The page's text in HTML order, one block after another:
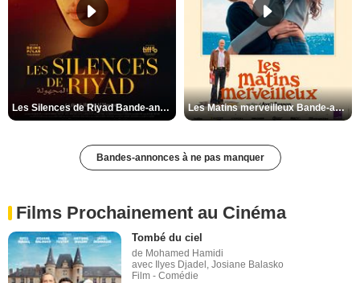
Les Silences de Riyad Bande-annonce VO STFR Les Matins merveilleux Bande-annonce VF
Bandes-annonces à ne pas manquer
Films Prochainement au Cinéma
Tombé du ciel
de Mohamed Hamidi
avec Ilyes Djadel, Josiane Balasko
Film - Comédie